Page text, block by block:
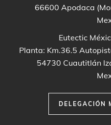
66600 Apodaca
Eutectic
Planta: Km.36.5
54730 Cuautitlán
DELEGACIÓN